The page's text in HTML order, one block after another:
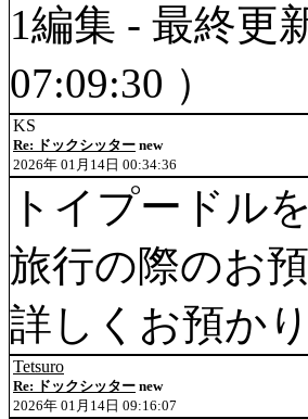
1編集 - 最終更
07:09:30 ）
KS
Re: ドックシッター new
2026年 01月14日 00:34:36
トイプードル
旅行の際のお
詳しくお預か
Tetsuro
Re: ドックシッター new
2026年 01月14日 09:16:07